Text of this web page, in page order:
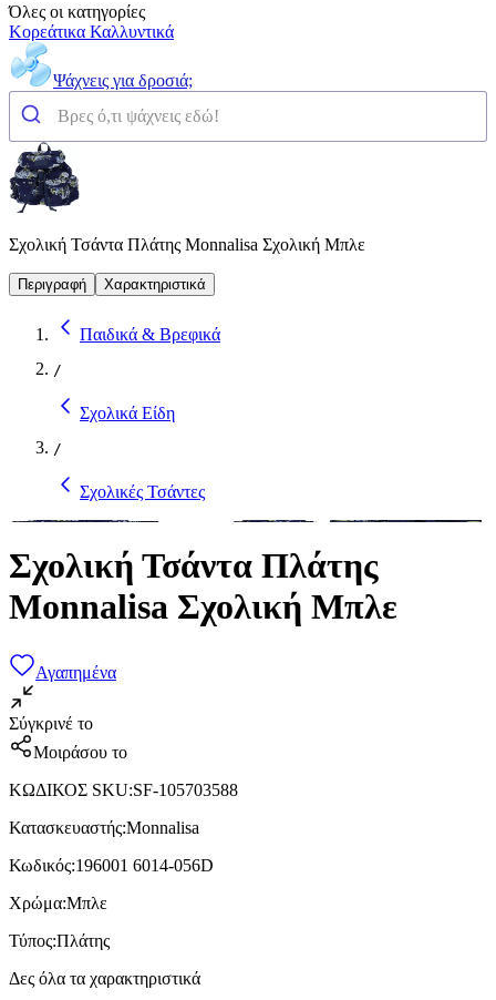
Όλες οι κατηγορίες
Κορεάτικα Καλλυντικά
Ψάχνεις για δροσιά;
Σχολική Τσάντα Πλάτης Monnalisa Σχολική Μπλε
Περιγραφή Χαρακτηριστικά
Παιδικά & Βρεφικά
/
Σχολικά Είδη
/
Σχολικές Τσάντες
Σχολική Τσάντα Πλάτης
Monnalisa Σχολική Μπλε
Αγαπημένα
Σύγκρινέ το
Μοιράσου το
ΚΩΔΙΚΟΣ SKU:SF-105703588
Κατασκευαστής:Monnalisa
Κωδικός:196001 6014-056D
Χρώμα:Μπλε
Τύπος:Πλάτης
Δες όλα τα χαρακτηριστικά